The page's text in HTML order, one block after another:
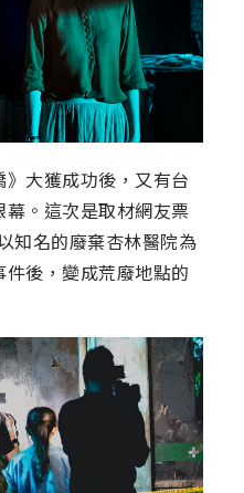
》大獲成功後，又有台
。這次是取材網友票
知名的廢棄杏林醫院為
後，變成荒廢地點的